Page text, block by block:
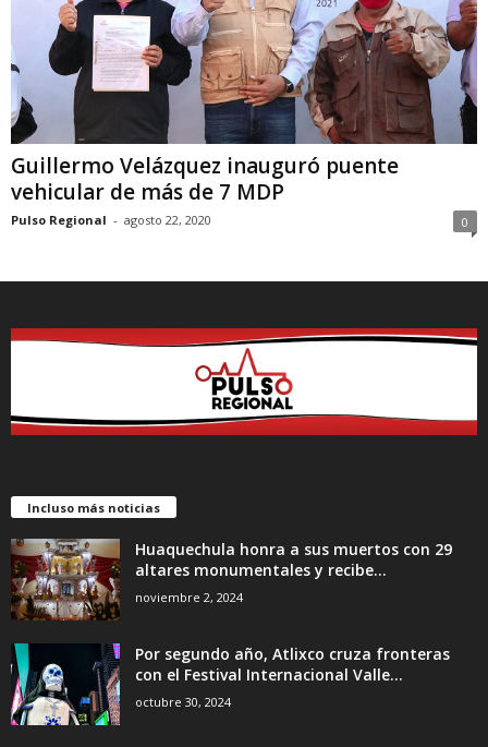
Guillermo Velázquez inauguró puente
vehicular de más de 7 MDP
Pulso Regional - agosto 22, 2020 0
Incluso más noticias
Huaquechula honra a sus muertos con 29
altares monumentales y recibe...
noviembre 2, 2024
Por segundo año, Atlixco cruza fronteras
con el Festival Internacional Valle...
octubre 30, 2024